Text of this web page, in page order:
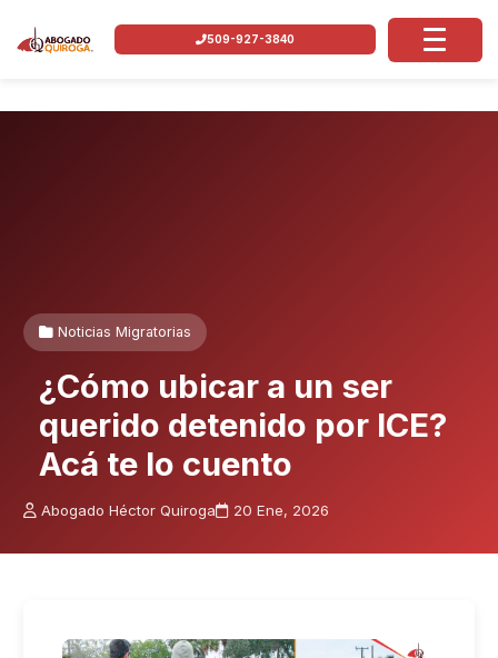
509-927-3840
Noticias Migratorias
¿Cómo ubicar a un ser
querido detenido por ICE?
Acá te lo cuento
Abogado Héctor Quiroga 20 Ene, 2026